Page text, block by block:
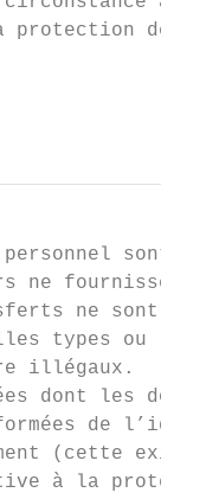
protection des
personnel sont
ne
ne sont
types ou
illégaux.
dont les
de
(cette
à la